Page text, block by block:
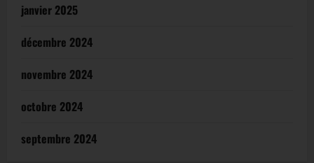
janvier 2025
décembre 2024
novembre 2024
octobre 2024
septembre 2024